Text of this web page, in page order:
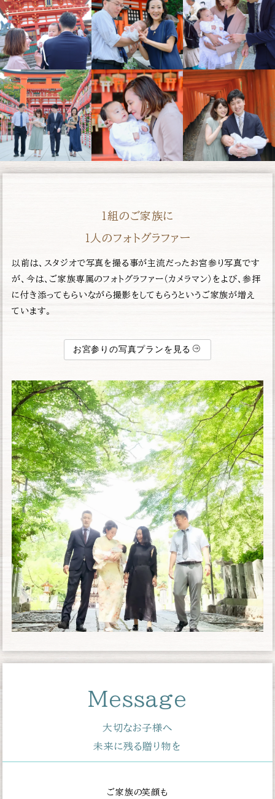
１組のご家族に
１人のフォトグラファー
以前は、スタジオで写真を撮る事が主流だったお宮参り写真です
が、今は、ご家族専属のフォトグラファー（カメラマン）をよび、参拝
に付き添ってもらいながら撮影をしてもらうというご家族が増え
ています。
お宮参りの写真プランを見る
Message
大切なお子様へ
未来に残る贈り物を
ご家族の笑顔も